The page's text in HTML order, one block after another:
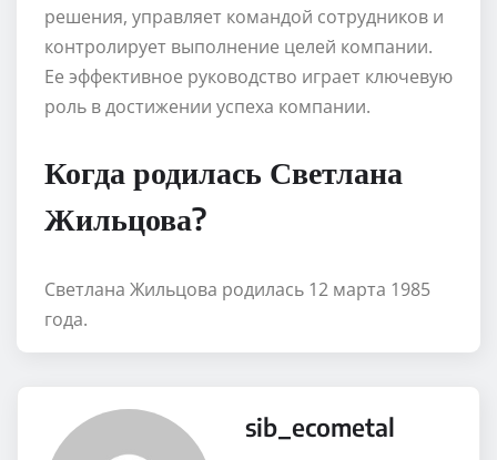
решения, управляет командой сотрудников и
контролирует выполнение целей компании.
Ее эффективное руководство играет ключевую
роль в достижении успеха компании.
Когда родилась Светлана
Жильцова?
Светлана Жильцова родилась 12 марта 1985
года.
sib_ecometal